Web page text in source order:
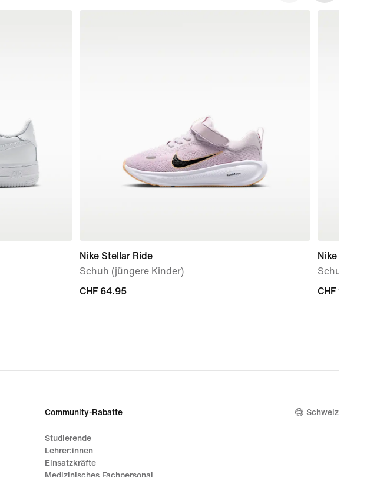
Nike Stellar Ride
Schuh (jüngere Kinder)
CHF 64.95
CHF 64.95
Nike P-
Schuh
CHF 110.00
CHF 110.00
Community-Rabatte
Studierende
Lehrer:innen
Einsatzkräfte
Schweiz